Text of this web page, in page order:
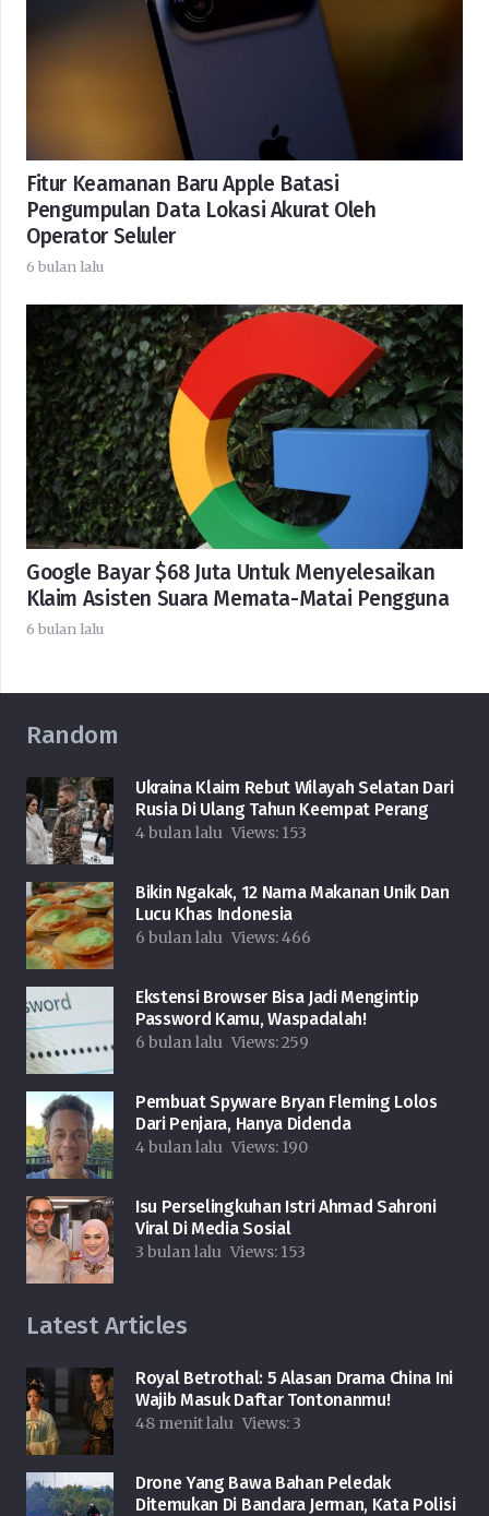
Fitur Keamanan Baru Apple Batasi
Pengumpulan Data Lokasi Akurat Oleh
Operator Seluler
6 bulan lalu
Google Bayar $68 Juta Untuk Menyelesaikan
Klaim Asisten Suara Memata-Matai Pengguna
6 bulan lalu
Random
Ukraina Klaim Rebut Wilayah Selatan Dari
Rusia Di Ulang Tahun Keempat Perang
4 bulan lalu Views: 153
Bikin Ngakak, 12 Nama Makanan Unik Dan
Lucu Khas Indonesia
6 bulan lalu Views:466
Ekstensi Browser Bisa Jadi Mengintip
Password Kamu, Waspadalah!
6 bulan lalu Views:259
Pembuat Spyware Bryan Fleming Lolos
Dari Penjara, Hanya Didenda
4 bulan lalu Views: 190
Isu Perselingkuhan Istri Ahmad Sahroni
Viral Di Media Sosial
3 bulan lalu Views: 153
Latest Articles
Royal Betrothal: 5 Alasan Drama China Ini
Wajib Masuk Daftar Tontonanmu!
48 menit lalu Views: 3
Drone Yang Bawa Bahan Peledak
Ditemukan Di Bandara Jerman, Kata Polisi